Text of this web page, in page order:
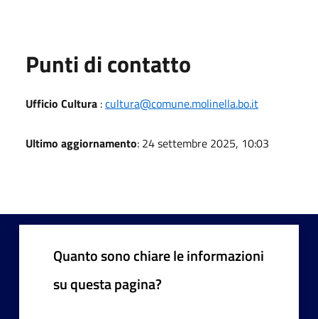
Punti di contatto
Ufficio Cultura :cultura@comune.molinella.bo.it
Ultimo aggiornamento: 24 settembre 2025, 10:03
Quanto sono chiare le informazioni
su questa pagina?